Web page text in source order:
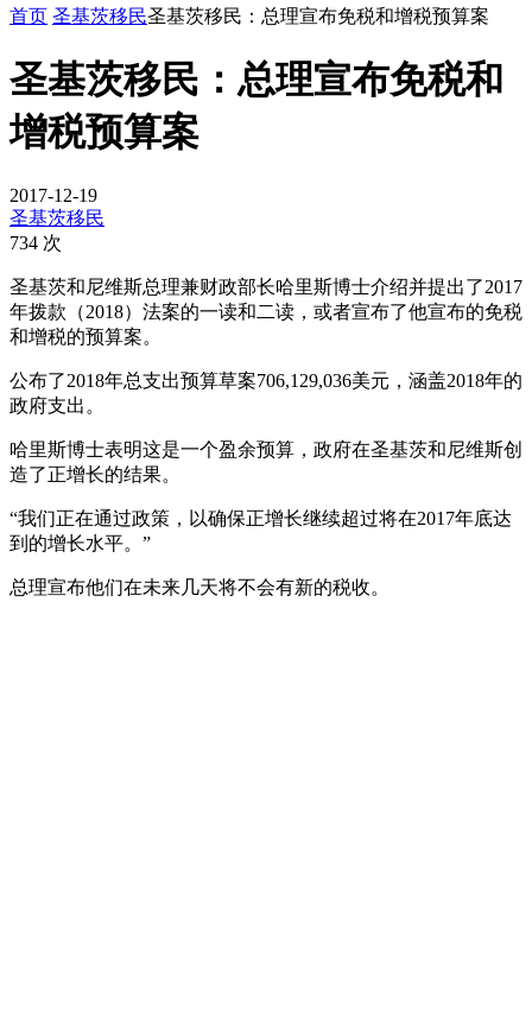
首页 圣基茨移民圣基茨移民：总理宣布免税和增税预算案
圣基茨移民：总理宣布免税和
增税预算案
2017-12-19
圣基茨移民
734 次
圣基茨和尼维斯总理兼财政部长哈里斯博士介绍并提出了2017
年拨款（2018）法案的一读和二读，或者宣布了他宣布的免税
和增税的预算案。
公布了2018年总支出预算草案706,129,036美元，涵盖2018年的
政府支出。
哈里斯博士表明这是一个盈余预算，政府在圣基茨和尼维斯创
造了正增长的结果。
“我们正在通过政策，以确保正增长继续超过将在2017年底达
到的增长水平。”
总理宣布他们在未来几天将不会有新的税收。